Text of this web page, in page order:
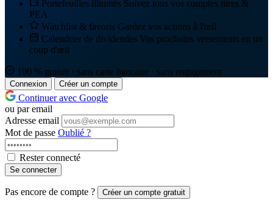
Portefeuilles illimités Suivez tous vos comptes titres &
PEA
Watchlist & favoris Gardez vos actions à l'œil
Calendrier de dividendes Vos prochains versements en un
coup d'œil
100 % gratuit · sans carte bancaire · sans engagement
Connexion Créer un compte
Continuer avec Google
ou par email
Adresse email
Mot de passe Oublié ?
Rester connecté
Se connecter
Pas encore de compte ? Créer un compte gratuit